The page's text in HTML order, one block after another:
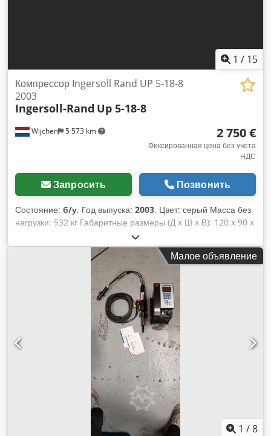
1 / 15
Wijchen 5 573 km
Компрессор Ingersoll Rand UP 5-18-8
2003
Ingersoll-Rand Up 5-18-8
2 750 €
Фиксированная цена без учета
НДС
Запросить Позвонить
Состояние: б/у, Год выпуска: 2003, Цвет: серый Масса без
нагрузки: 532 кг Габаритные размеры (Д x Ш x В): 120 x 90 x
110 см - Особенности: - Описание: В комплекте с
осушителем и воздушным ресивером - Год выпуска: 2003 -
Документация: отсутствует Codpfxsyr Rnne Aftjha -
Наличие маркировки CE: да - Наличие сертификата CE: нет
- Серийный номер: 2210711 - Транспортные размеры:
1200мм x 900мм x 1100мм (д x ш x в) - Транспортный вес
[кг]: 532кг - Количество транспортных пакетов [шт.]: 3
Финансовая информация НДС: Указанная цена без учета
НДС НДС/налогообложение разницы: НДС может быть
вычтен для предприятий Доставка и приём техники на
обмен возможны в любое время для всего промышленного
оборудования Йорик Дибельс
Малое объявление
1 /8